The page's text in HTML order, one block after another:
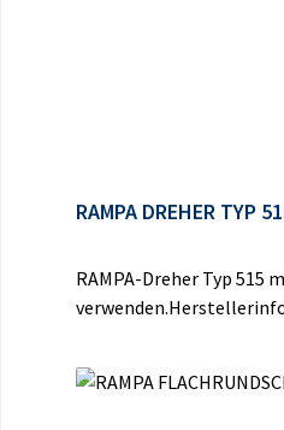
RAMPA DREHER TYP
RAMPA-Dreher Typ 515